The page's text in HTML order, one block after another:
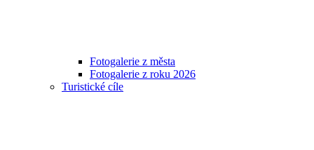
Fotogalerie z města
Fotogalerie z roku 2026
Turistické cíle